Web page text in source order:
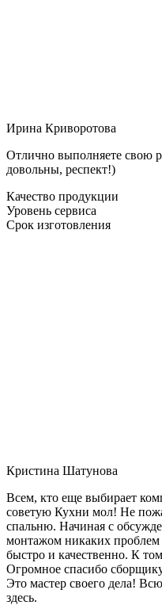
Ирина Криворотова
Отлично выполняете свою
довольны, респект!)
Качество продукции
Уровень сервиса
Срок изготовления
Кристина Шатунова
Всем, кто еще выбирает
советую Кухни мол! Не
спальню. Начиная с
монтажом никаких
быстро и качественно. К
Огромное спасибо
Это мастер своего дела!
здесь.